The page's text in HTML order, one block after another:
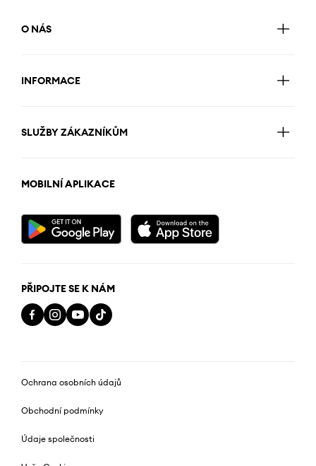
O NÁS
INFORMACE
SLUŽBY ZÁKAZNÍKŮM
MOBILNÍ APLIKACE
PŘIPOJTE SE K NÁM
Ochrana osobních údajů
Obchodní podmínky
Údaje společnosti